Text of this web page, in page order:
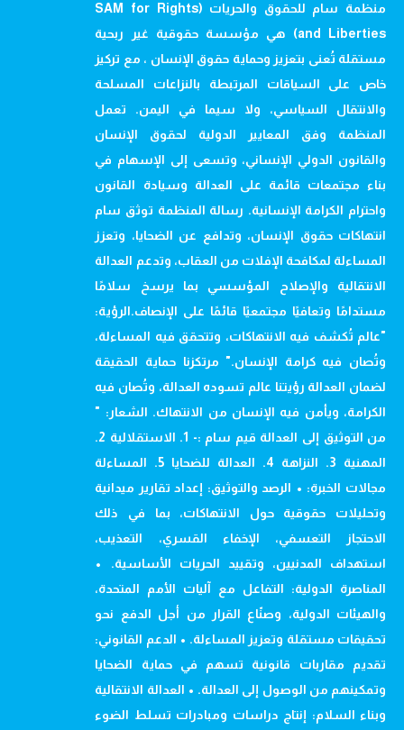
منظمة سام للحقوق والحريات (SAM for Rights
and Liberties) هي مؤسسة حقوقية غير ربحية
مستقلة تُعنى بتعزيز وحماية حقوق الإنسان ، مع تركيز
خاص على السياقات المرتبطة بالنزاعات المسلحة
والانتقال السياسي، ولا سيما في اليمن. تعمل
المنظمة وفق المعايير الدولية لحقوق الإنسان
والقانون الدولي الإنساني، وتسعى إلى الإسهام في
بناء مجتمعات قائمة على العدالة وسيادة القانون
واحترام الكرامة الإنسانية. رسالة المنظمة توثق سام
انتهاكات حقوق الإنسان، وتدافع عن الضحايا، وتعزز
المساءلة لمكافحة الإفلات من العقاب، وتدعم العدالة
الانتقالية والإصلاح المؤسسي بما يرسخ سلامًا
مستدامًا وتعافيًا مجتمعيًا قائمًا على الإنصاف.الرؤية:
"عالم تُكشف فيه الانتهاكات، وتتحقق فيه المساءلة،
وتُصان فيه كرامة الإنسان." مرتكزنا حماية الحقيقة
لضمان العدالة رؤيتنا عالم تسوده العدالة، وتُصان فيه
الكرامة، ويأمن فيه الإنسان من الانتهاك. الشعار: "
من التوثيق إلى العدالة قيم سام :- 1. الاستقلالية 2.
المهنية 3. النزاهة 4. العدالة للضحايا 5. المساءلة
مجالات الخبرة: • الرصد والتوثيق: إعداد تقارير ميدانية
وتحليلات حقوقية حول الانتهاكات، بما في ذلك
الاحتجاز التعسفي، الإخفاء القسري، التعذيب،
استهداف المدنيين، وتقييد الحريات الأساسية. •
المناصرة الدولية: التفاعل مع آليات الأمم المتحدة،
والهيئات الدولية، وصنّاع القرار من أجل الدفع نحو
تحقيقات مستقلة وتعزيز المساءلة. • الدعم القانوني:
تقديم مقاربات قانونية تسهم في حماية الضحايا
وتمكينهم من الوصول إلى العدالة. • العدالة الانتقالية
وبناء السلام: إنتاج دراسات ومبادرات تسلط الضوء